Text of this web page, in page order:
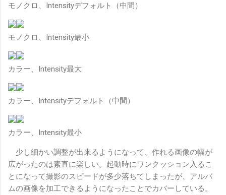
モノクロ、Intensityデフォルト（中間）
モノクロ、Intensity最小
カラー、Intensity最大
カラー、Intensityデフォルト（中間）
カラー、Intensity最小
少し細かい調整が出来るようになって、作れる画像の幅が
広がったのは素直に楽しい。起動時にワンクッション入るこ
とになって撮影のスピードが多少落ちてしまったが、アルバ
ムの画像を加工できるようになったことでカバーしている。